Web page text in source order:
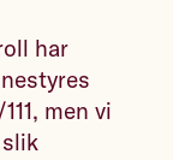
har
men vi